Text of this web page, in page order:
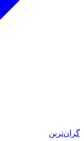
گران‌ترین